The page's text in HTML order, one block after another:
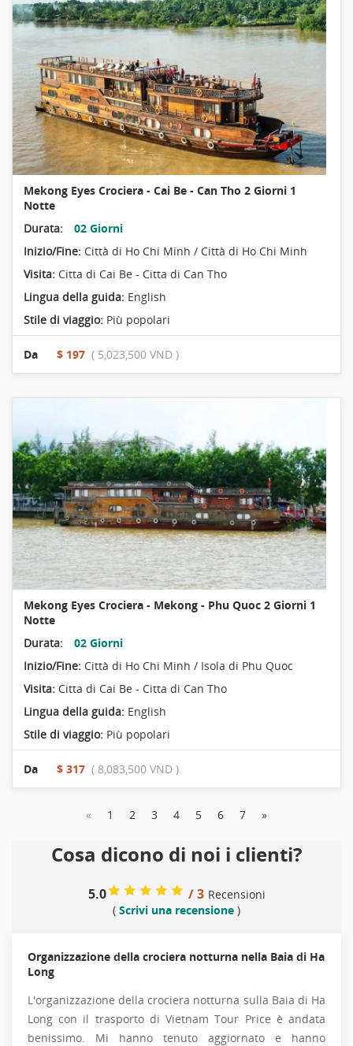
Mekong Eyes Crociera - Cai Be - Can Tho 2 Giorni 1
Notte
Durata:
02 Giorni
Inizio/Fine: Città di Ho Chi Minh / Città di Ho Chi Minh
Visita: Citta di Cai Be - Citta di Can Tho
Lingua della guida: English
Stile di viaggio: Più popolari
Da $ 197 ( 5,023,500 VND )
Mekong Eyes Crociera - Mekong - Phu Quoc 2 Giorni 1
Notte
Durata:
02 Giorni
Inizio/Fine: Città di Ho Chi Minh / Isola di Phu Quoc
Visita: Citta di Cai Be - Citta di Can Tho
Lingua della guida: English
Stile di viaggio: Più popolari
Da $ 317 ( 8,083,500 VND )
« 1 2 3 4 5 6 7 »
Cosa dicono di noi i clienti?
5.0 / 3 Recensioni
( Scrivi una recensione )
Organizzazione della crociera notturna nella Baia di Ha
Long
L'organizzazione della crociera notturna sulla Baia di Ha
Long con il trasporto di Vietnam Tour Price è andata
benissimo. Mi hanno tenuto aggiornato e hanno